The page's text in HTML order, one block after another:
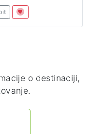
o destinaciji,